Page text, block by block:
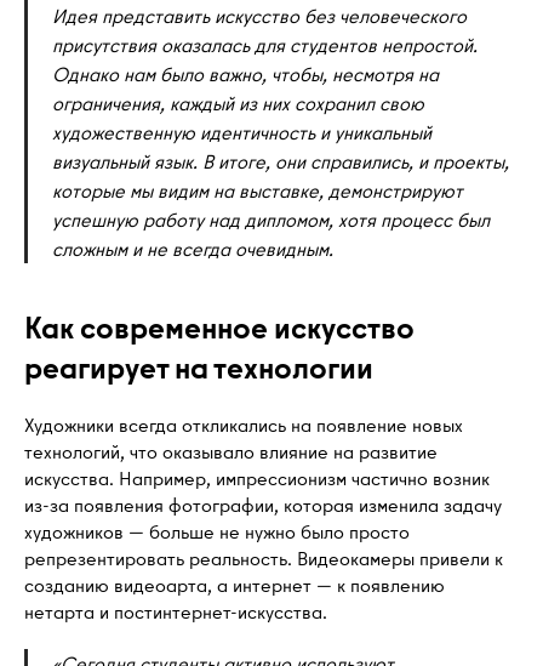
Идея представить искусство без человеческого
присутствия оказалась для студентов непростой.
Однако нам было важно, чтобы, несмотря на
ограничения, каждый из них сохранил свою
художественную идентичность и уникальный
визуальный язык. В итоге, они справились, и проекты,
которые мы видим на выставке, демонстрируют
успешную работу над дипломом, хотя процесс был
сложным и не всегда очевидным.
Как современное искусство
реагирует на технологии
Художники всегда откликались на появление новых
технологий, что оказывало влияние на развитие
искусства. Например, импрессионизм частично возник
из-за появления фотографии, которая изменила задачу
художников — больше не нужно было просто
репрезентировать реальность. Видеокамеры привели к
созданию видеоарта, а интернет — к появлению
нетарта и постинтернет-искусства.